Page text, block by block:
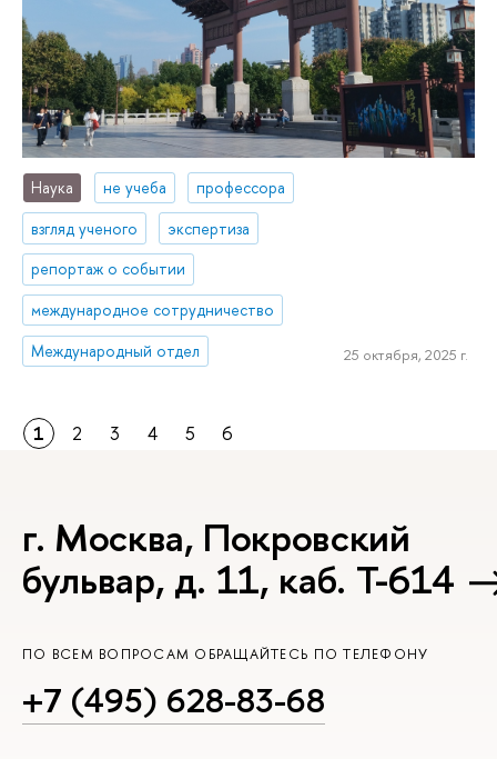
Наука не учеба
профессора
взгляд ученого
экспертиза
репортаж о событии
международное сотрудничество
Международный отдел
25 октября, 2025 г.
1 2 3 4 5 6
г. Москва, Покровский
бульвар, д. 11, каб. Т-614
ПО ВСЕМ ВОПРОСАМ ОБРАЩАЙТЕСЬ ПО ТЕЛЕФОНУ
+7 (495) 628-83-68